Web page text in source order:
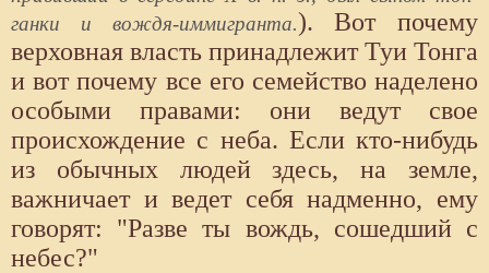
ганки и вождя-иммигранта.). Вот почему
верховная власть принадлежит Туи Тонга
и вот почему все его семейство наделено
особыми правами: они ведут свое
происхождение с неба. Если кто-нибудь
из обычных людей здесь, на земле,
важничает и ведет себя надменно, ему
говорят: "Разве ты вождь, сошедший с
небес?"